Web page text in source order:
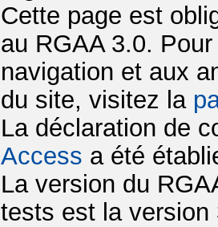
Cette page est
au RGAA 3.0.
navigation et aux
du site, visitez la
La déclaration de
Access a été
La version du
tests est la version